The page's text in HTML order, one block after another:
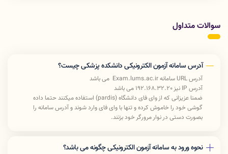
سوالات متداول
آدرس سامانه آزمون الکترونیکی دانشکده پزشکی چیست؟
آدرس URL سامانه Exam.lums.ac.ir می باشد
آدرس IP نیز 192.168.32.20 می باشد
ضمنا عزیزانی که از وای فای دانشگاه (pardis) استفاده میکنند حتما داده
گوشی خود را خاموش کرده و تنها با وای فای وارد شوند و آدرس سامانه را
بصورت دستی در نوار مرورگر خود بزنند.
نحوه ورود به سامانه آزمون الکترونیکی چگونه می باشد؟